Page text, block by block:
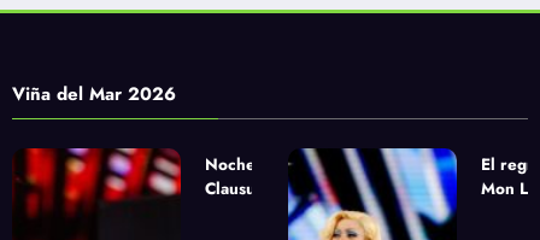
Viña del Mar 2026
Noche de
Clausura
urbana con
El
Mon